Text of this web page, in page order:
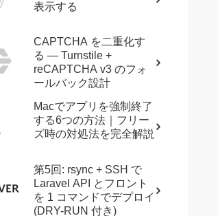
表示する
CAPTCHA を二重化す
る — Turnstile +
reCAPTCHA v3 のフォ
ールバック設計
Macでアプリを強制終了
する6つの方法｜フリー
ズ時の対処法を完全解説
第5回: rsync + SSH で
Laravel API とフロント
を 1 コマンドでデプロイ
(DRY-RUN 付き)